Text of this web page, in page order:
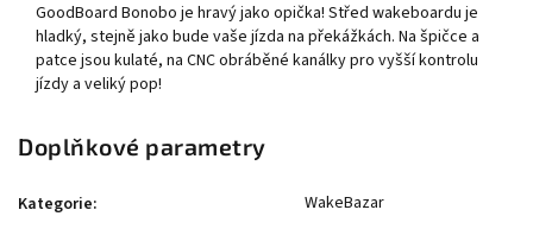
GoodBoard Bonobo je hravý jako opička! Střed wakeboardu je
hladký, stejně jako bude vaše jízda na překážkách. Na špičce a
patce jsou kulaté, na CNC obráběné kanálky pro vyšší kontrolu
jízdy a veliký pop!
Doplňkové parametry
Kategorie:
WakeBazar